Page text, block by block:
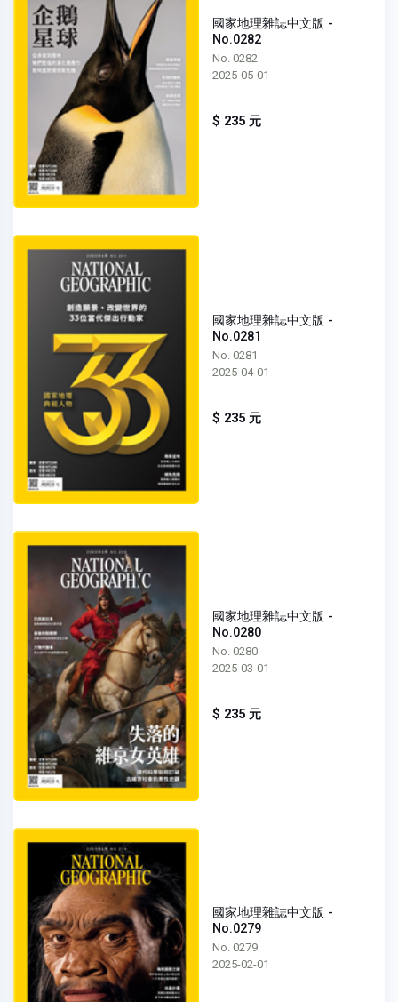
國家地理雜誌中文版 -
No.0282
No. 0282
2025-05-01
$ 235 元
國家地理雜誌中文版 -
No.0281
No. 0281
2025-04-01
$ 235 元
國家地理雜誌中文版 -
No.0280
No. 0280
2025-03-01
$ 235 元
國家地理雜誌中文版 -
No.0279
No. 0279
2025-02-01